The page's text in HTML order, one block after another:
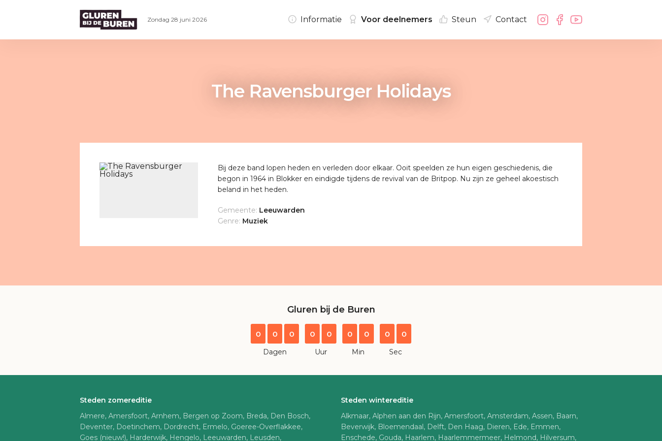
The Ravensburger Holidays
Bij deze band lopen heden en verleden door elkaar. Ooit speelden ze hun eigen geschiedenis, die
begon in 1964 in Blokker en eindigde tijdens de revival van de Britpop. Nu zijn ze geheel akoestisch
beland in het heden.
Gemeente: Leeuwarden
Genre: Muziek
Gluren bij de Buren
0 0 0
Dagen
0 0
Uur
0 0
Min
0 0
Sec
Steden zomereditie
Almere, Amersfoort, Arnhem, Bergen op Zoom, Breda, Den Bosch,
Deventer, Doetinchem, Dordrecht, Ermelo, Goeree-Overflakkee,
Goes (nieuw!), Harderwijk, Hengelo, Leeuwarden, Leusden,
Steden wintereditie
Alkmaar, Alphen aan den Rijn, Amersfoort, Amsterdam, Assen, Baarn,
Beverwijk, Bloemendaal, Delft, Den Haag, Dieren, Ede, Emmen,
Enschede, Gouda, Haarlem, Haarlemmermeer, Helmond, Hilversum,
Zondag 28 juni 2026 Informatie Voor deelnemers Steun Contact